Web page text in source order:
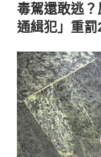
毒駕還敢逃
通緝犯」重罰